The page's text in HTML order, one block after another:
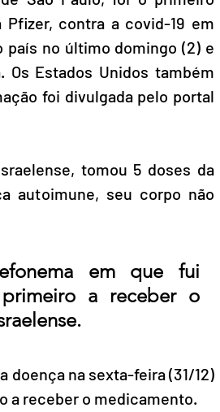
contra a covid-19 em
país no último domingo (2) e
Estados Unidos também
foi divulgada pelo portal
tomou 5 doses da
autoimune, seu corpo não
em que fui
a receber o
doença na sexta-feira (31/12)
a receber o medicamento.